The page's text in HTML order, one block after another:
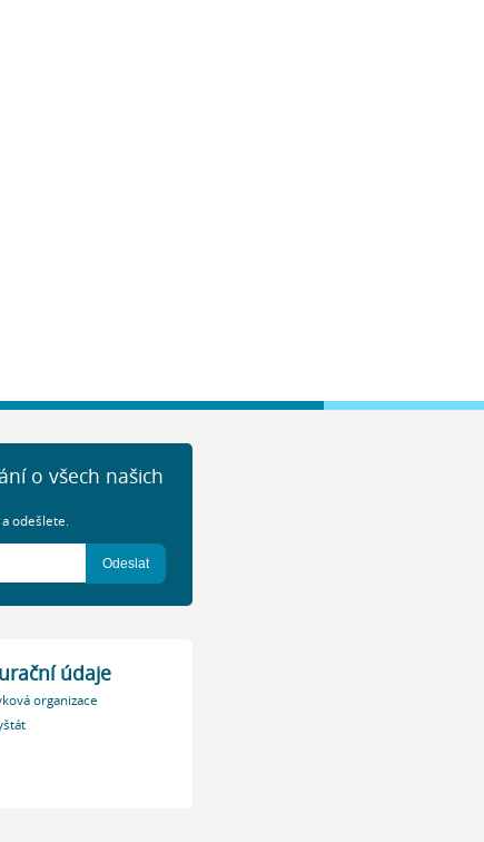
o všech našich
odešlete.
údaje
organizace